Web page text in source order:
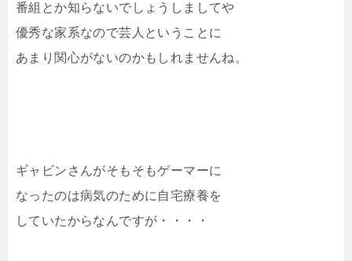
番組とか知らないでしょうしましてや
優秀な家系なので芸人ということに
あまり関心がないのかもしれませんね。
ギャビンさんがそもそもゲーマーに
なったのは病気のために自宅療養を
していたからなんですが・・・・